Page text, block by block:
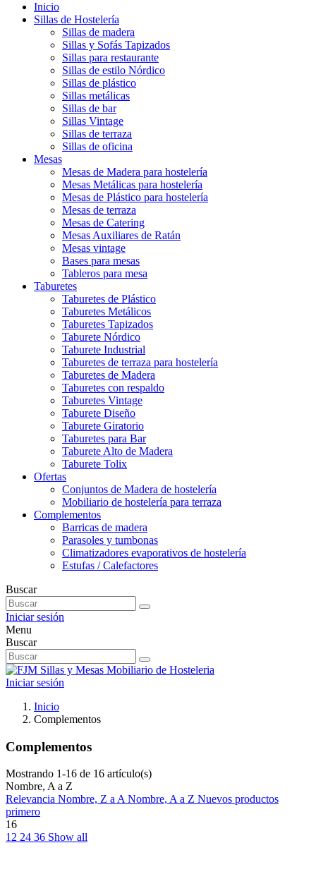
Inicio
Sillas de Hostelería
Sillas de madera
Sillas y Sofás Tapizados
Sillas para restaurante
Sillas de estilo Nórdico
Sillas de plástico
Sillas metálicas
Sillas de bar
Sillas Vintage
Sillas de terraza
Sillas de oficina
Mesas
Mesas de Madera para hostelería
Mesas Metálicas para hostelería
Mesas de Plástico para hostelería
Mesas de terraza
Mesas de Catering
Mesas Auxiliares de Ratán
Mesas vintage
Bases para mesas
Tableros para mesa
Taburetes
Taburetes de Plástico
Taburetes Metálicos
Taburetes Tapizados
Taburete Nórdico
Taburete Industrial
Taburetes de terraza para hostelería
Taburetes de Madera
Taburetes con respaldo
Taburetes Vintage
Taburete Diseño
Taburete Giratorio
Taburetes para Bar
Taburete Alto de Madera
Taburete Tolix
Ofertas
Conjuntos de Madera de hostelería
Mobiliario de hostelería para terraza
Complementos
Barricas de madera
Parasoles y tumbonas
Climatizadores evaporativos de hostelería
Estufas / Calefactores
Buscar
Iniciar sesión
Menu
Buscar
Iniciar sesión
Inicio
Complementos
Complementos
Mostrando 1-16 de 16 artículo(s)
Nombre, A a Z
Relevancia Nombre, Z a ANombre, A a Z Nuevos productos
primero
16
12 24 36 Show all